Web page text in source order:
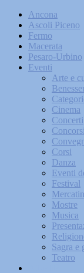
Ancona
Ascoli Piceno
Fermo
Macerata
Pesaro-Urbino
Eventi
Arte e
Cinema
Concerti
Concorsi
Corsi
Danza
Eventi
Festival
Mostre
Musica
Sagra e
Teatro